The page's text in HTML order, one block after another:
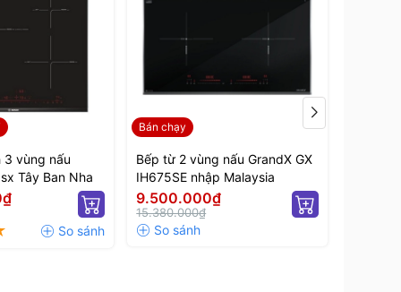
3 vùng nấu
Tây Ban Nha
Bán chạy
Bếp từ 2 vùng nấu GrandX GX
IH675SE nhập Malaysia
9.500.000₫
15.380.000₫